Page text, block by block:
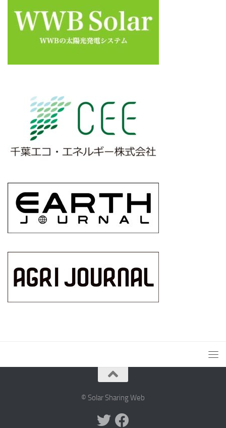
© Solar Sharing Web